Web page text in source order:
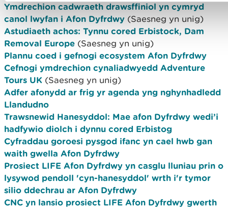
Ymdrechion cadwraeth drawsffiniol yn cymryd
canol lwyfan i Afon Dyfrdwy (Saesneg yn unig)
Astudiaeth achos: Tynnu cored Erbistock, Dam
Removal Europe (Saesneg yn unig)
Plannu coed i gefnogi ecosystem Afon Dyfrdwy
Cefnogi ymdrechion cynaliadwyedd Adventure
Tours UK (Saesneg yn unig)
Adfer afonydd ar frig yr agenda yng nghynhadledd
Llandudno
Trawsnewid Hanesyddol: Mae afon Dyfrdwy wedi’i
hadfywio diolch i dynnu cored Erbistog
Cyfraddau goroesi pysgod ifanc yn cael hwb gan
waith gwella Afon Dyfrdwy
Prosiect LIFE Afon Dyfrdwy yn casglu lluniau prin o
lysywod pendoll 'cyn-hanesyddol' wrth i'r tymor
silio ddechrau ar Afon Dyfrdwy
CNC yn lansio prosiect LIFE Afon Dyfrdwy gwerth